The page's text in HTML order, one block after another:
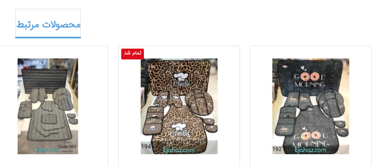
محصولات مرتبط
تمام شد